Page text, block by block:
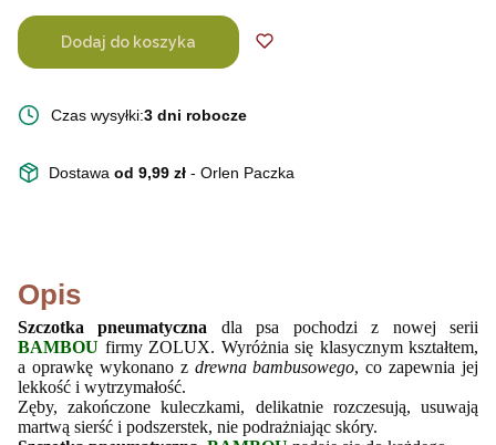
Dodaj do koszyka
Czas wysyłki:3 dni robocze
Dostawa od 9,99 zł - Orlen Paczka
Opis
Szczotka pneumatyczna dla psa pochodzi z nowej serii
BAMBOU firmy ZOLUX. Wyróżnia się klasycznym kształtem,
a oprawkę wykonano z drewna bambusowego, co zapewnia jej
lekkość i wytrzymałość.
Zęby, zakończone kuleczkami, delikatnie rozczesują, usuwają
martwą sierść i podszerstek, nie podrażniając skóry.